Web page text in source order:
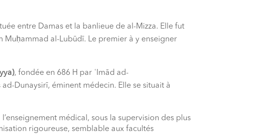
entre Damas et la banlieue de al-Mizza. Elle fut
Muḥammad al-Lubūdī. Le premier à y enseigner
, fondée en 686 H par ʿImād ad-
Dunaysirī, éminent médecin. Elle se situait à
médical, sous la supervision des plus
rigoureuse, semblable aux facultés